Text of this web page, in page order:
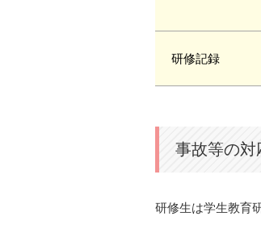
研修記録
事故等の対
研修生は学生教育